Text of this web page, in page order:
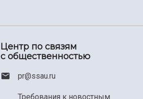
Центр по связям
с общественностью
pr@ssau.ru
Требования к новостным